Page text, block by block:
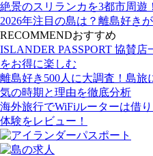
絶景のスリランカを3都市周遊
2026年注目の島は？離島好き
RECOMMENDおすすめ
ISLANDER PASSPORT 協賛
をお得に楽しむ
離島好き500人に大調査！島旅
気の時期と理由を徹底分析
海外旅行でWiFiルーターは借
体験をレビュー！